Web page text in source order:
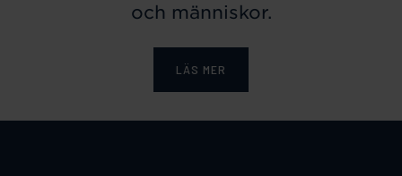
och människor.
LÄS MER